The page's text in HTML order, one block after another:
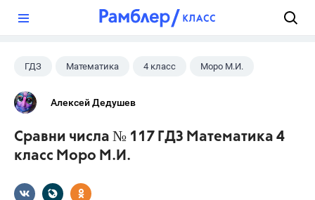
ГДЗ Математика 4 класс Моро М.И.
Алексей Дедушев
Сравни числа № 117 ГДЗ Математика 4
класс Моро М.И.